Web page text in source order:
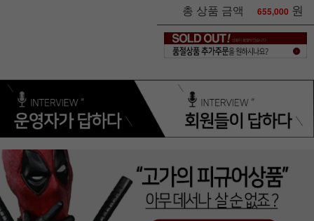
총 상품 금액 655,000 원